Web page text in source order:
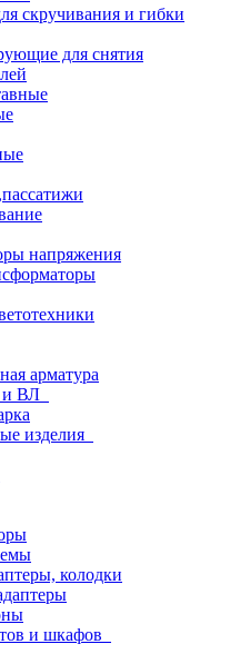
скручивания и гибки
для снятия
напряжения
арматура
и ВЛ
изделия
колодки
и шкафов